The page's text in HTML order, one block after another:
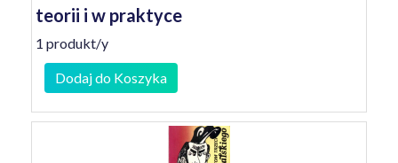
teorii i w praktyce
1 produkt/y
Dodaj do Koszyka